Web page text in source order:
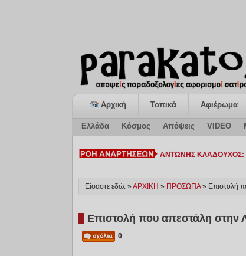
Αρχική Τοπικά Αφιέρωμα
Ελλάδα Κόσμος Απόψεις VIDEO
ΚΙΑΤΟ: Η «ΕΠΟΜΕΝΗ
Είσαστε εδώ: »ΑΡΧΙΚΗ » ΠΡΟΣΩΠΑ» Επιστολή
Επιστολή που απεστάλη στην
0